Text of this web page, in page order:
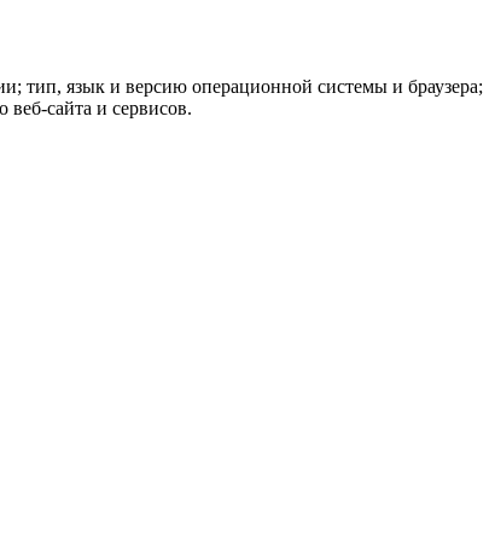
тип, язык и версию операционной системы и браузера;
сайта и сервисов.